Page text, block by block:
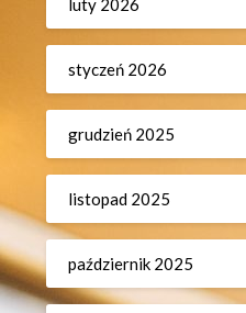
luty 2026
styczeń 2026
grudzień 2025
listopad 2025
październik 2025